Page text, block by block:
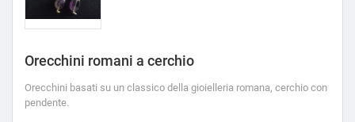
Orecchini romani a cerchio
Orecchini basati su un classico della gioielleria romana, cerchio con
pendente.